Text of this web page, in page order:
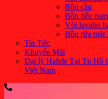
Bồn cầu
Bồn tiểu nam
Vòi lavabo
Bồn rửa mặt
Tin Tức
Khuyến Mãi
Đại lý Hafele Tại Tp Hồ
Việt Nam